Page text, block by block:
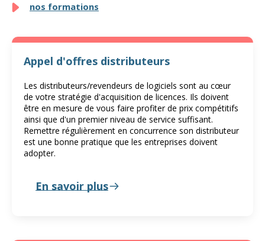
nos formations
Appel d'offres distributeurs
Les distributeurs/revendeurs de logiciels sont au cœur
de votre stratégie d'acquisition de licences. Ils doivent
être en mesure de vous faire profiter de prix compétitifs
ainsi que d'un premier niveau de service suffisant.
Remettre régulièrement en concurrence son distributeur
est une bonne pratique que les entreprises doivent
adopter.
En savoir plus